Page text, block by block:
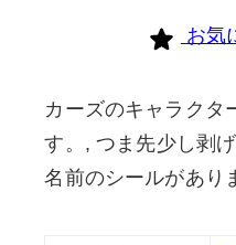
お気
カーズのキャラクタ
す。, つま先少し剥
名前のシールがあり